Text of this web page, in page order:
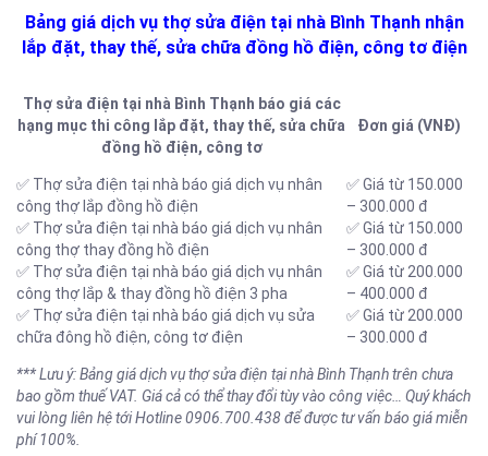
Bảng giá dịch vụ thợ sửa điện tại nhà Bình Thạnh nhận
lắp đặt, thay thế, sửa chữa đồng hồ điện, công tơ điện
Thợ sửa điện tại nhà Bình Thạnh báo giá các
hạng mục thi công lắp đặt, thay thế, sửa chữa
đồng hồ điện, công tơ
Đơn giá (VNĐ)
✅ Thợ sửa điện tại nhà báo giá dịch vụ nhân
công thợ lắp đồng hồ điện
✅ Giá từ 150.000
– 300.000 đ
✅ Thợ sửa điện tại nhà báo giá dịch vụ nhân
công thợ thay đồng hồ điện
✅ Giá từ 150.000
– 300.000 đ
✅ Thợ sửa điện tại nhà báo giá dịch vụ nhân
công thợ lắp & thay đồng hồ điện 3 pha
✅ Giá từ 200.000
– 400.000 đ
✅ Thợ sửa điện tại nhà báo giá dịch vụ sửa
chữa đông hồ điện, công tơ điện
✅ Giá từ 200.000
– 300.000 đ
*** Lưu ý: Bảng giá dịch vụ thợ sửa điện tại nhà Bình Thạnh trên chưa
bao gồm thuế VAT. Giá cả có thể thay đổi tùy vào công việc… Quý khách
vui lòng liên hệ tới Hotline 0906.700.438 để được tư vấn báo giá miễn
phí 100%.